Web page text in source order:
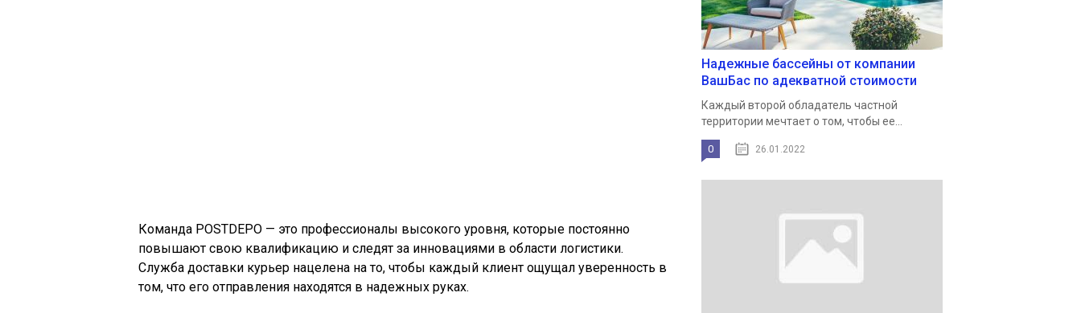
Команда POSTDEPO — это профессионалы высокого уровня, которые постоянно
повышают свою квалификацию и следят за инновациями в области логистики.
Служба доставки курьер нацелена на то, чтобы каждый клиент ощущал уверенность в
том, что его отправления находятся в надежных руках.
Надежные бассейны от компании
ВашБас по адекватной стоимости
Каждый второй обладатель частной
территории мечтает о том, чтобы ее...
0 26.01.2022